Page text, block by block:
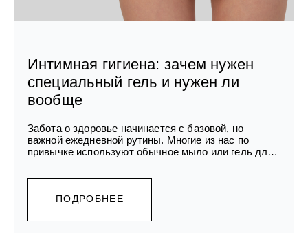
Интимная гигиена: зачем нужен
специальный гель и нужен ли
вообще
Забота о здоровье начинается с базовой, но
важной ежедневной рутины. Многие из нас по
привычке используют обычное мыло или гель для
специальные средства очередной уловкой хитрых
дерматология единогласны: для этой деликатной
ПОДРОБНЕЕ